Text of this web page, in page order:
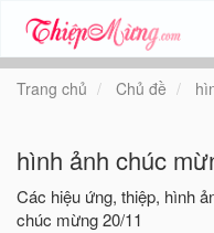
Trang chủ Chủ đề
hình ảnh chúc
Các hiệu ứng, thiệp, hình
chúc mừng 20/11